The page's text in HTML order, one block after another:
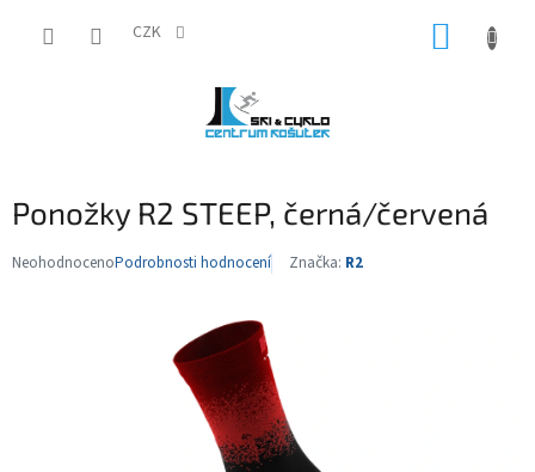
CZK
Ponožky R2 STEEP, černá/červená
Průměrné
NeohodnocenoPodrobnosti hodnocení Značka: R2